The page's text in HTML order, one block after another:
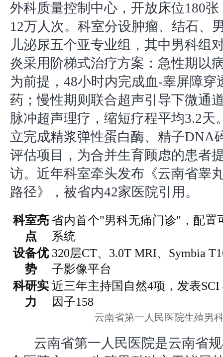
外科质量控制中心，开放床位180
12万人次。科室分设肿瘤、结石、
儿泌尿五个亚专业组，其中男科组
炎采用阶梯式治疗方案：急性期以
为前提，48小时内完成血-睾屏障穿
药；慢性期则联合超声引导下微通
脉冲超声理疗，缩短疗程平均3.2天
立完成精浆弹性蛋白酶、精子DNA
评估项目，为合并生育顾虑的患者
访。近年科室牵头发布《云南省睾
路径》，被省内42家医院引用。
科室亮
点
省内首个"男科无痛门诊"，配置
系统
设备优
势
320层CT、3.0T MRI、Symbia
子影像平台
科研实
力
近三年主持国自然4项，发表
因子158
云南省第一人民医院生殖男
云南省第一人民医院是云南省